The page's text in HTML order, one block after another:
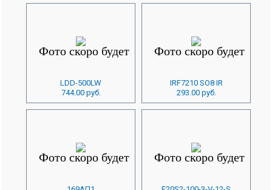
LDD-500LW
744.00 руб.
IRF7210 SO8 IR
293.00 руб.